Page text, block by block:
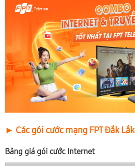
► Các gói cước mạng FPT Đắk Lắk
Bảng giá gói cước Internet